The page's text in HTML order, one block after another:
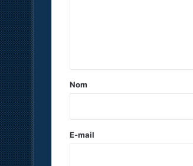
a
e
Nom
E-mail